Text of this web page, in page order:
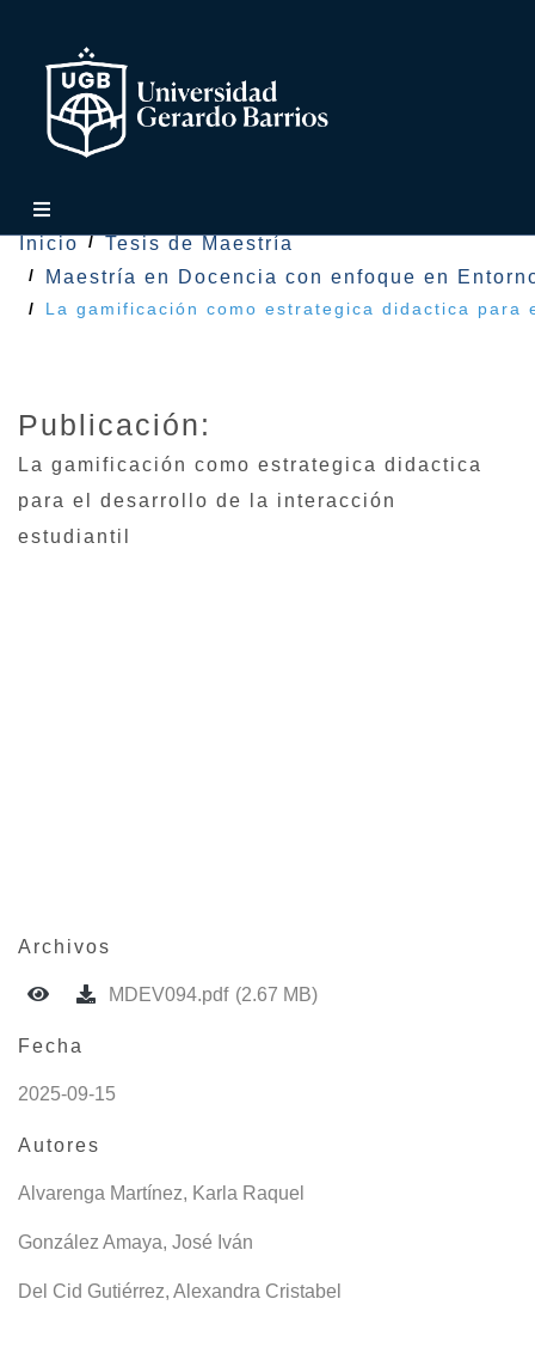
Inicio
Tesis de Maestría
Maestría en Docencia con enfoque en
La gamificación como estrategica didactica
Publicación:
La gamificación como estrategica didactica
para el desarrollo de la interacción
estudiantil
Archivos
MDEV094.pdf (2.67 MB)
Fecha
2025-09-15
Autores
Alvarenga Martínez, Karla Raquel
González Amaya, José Iván
Del Cid Gutiérrez, Alexandra Cristabel